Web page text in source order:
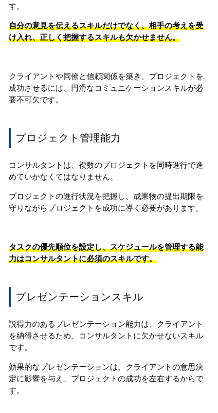
す。
自分の意見を伝えるスキルだけでなく、相手の考えを受
け入れ、正しく把握するスキルも欠かせません。
クライアントや同僚と信頼関係を築き、プロジェクトを
成功させるには、円滑なコミュニケーションスキルが必
要不可欠です。
プロジェクト管理能力
コンサルタントは、複数のプロジェクトを同時進行で進
めていかなくてはなりません。
プロジェクトの進行状況を把握し、成果物の提出期限を
守りながらプロジェクトを成功に導く必要があります。
タスクの優先順位を設定し、スケジュールを管理する能
力はコンサルタントに必須のスキルです。
プレゼンテーションスキル
説得力のあるプレゼンテーション能力は、クライアント
を納得させるため、コンサルタントに欠かせないスキル
です。
効果的なプレゼンテーションは、クライアントの意思決
定に影響を与え、プロジェクトの成功を左右するからで
す。